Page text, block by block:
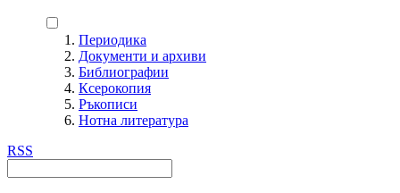
Периодика
Документи и архиви
Библиографии
Ксерокопия
Ръкописи
Нотна литература
RSS